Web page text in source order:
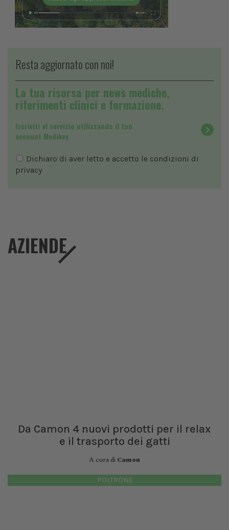
Resta aggiornato con noi!
La tua risorsa per news mediche,
riferimenti clinici e formazione.
Iscriviti al servizio utilizzando il tuo
account Medikey
Dichiaro di aver letto e accetto le condizioni di
privacy
AZIENDE
Da Camon 4 nuovi prodotti per il relax
e il trasporto dei gatti
A cura di Camon
POLTRONE